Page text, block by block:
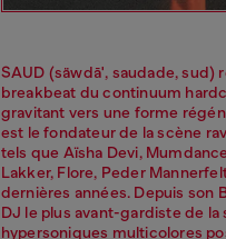
SAUD (säwdā', saudade,
breakbeat du continuum
gravitant vers une forme
est le fondateur de la scène
tels que Aïsha Devi,
Lakker, Flore, Peder
dernières années. Depuis son
DJ le plus avant-gardiste de la
hypersoniques multicolores